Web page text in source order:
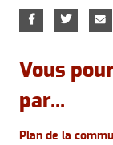
Vous
par...
Plan de la